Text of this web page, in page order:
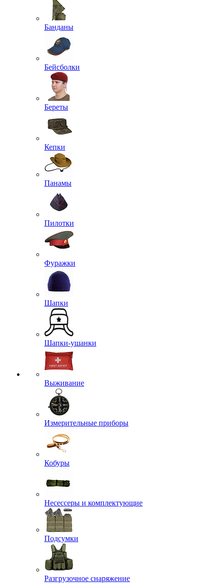
Банданы
Бейсболки
Береты
Кепки
Панамы
Пилотки
Фуражки
Шапки
Шапки-ушанки
Выживание
Измерительные приборы
Кобуры
Несессеры и комплектующие
Подсумки
Разгрузочное снаряжение